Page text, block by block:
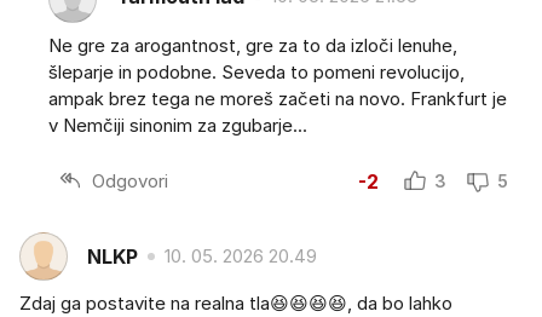
Ne gre za arogantnost, gre za to da izloči lenuhe,
šleparje in podobne. Seveda to pomeni revolucijo,
ampak brez tega ne moreš začeti na novo. Frankfurt je
v Nemčiji sinonim za zgubarje...
Odgovori -2 3 5
NLKP 10. 05. 2026 20.49
Zdaj ga postavite na realna tla😆😆😆😆, da bo lahko